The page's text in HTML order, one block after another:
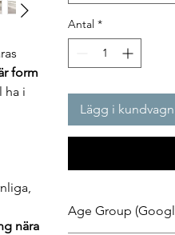
form
ha i
nära
Antal *
Lägg i kundvagn
Age Group